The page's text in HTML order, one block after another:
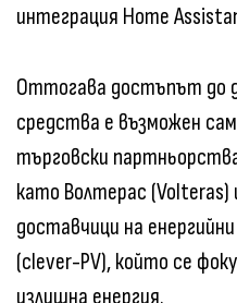
интеграция Home
Оттогава достъпът до
средства е възможен
търговски
като Волтерас (Volteras)
доставчици на
(clever-PV), който се
излишна енергия.